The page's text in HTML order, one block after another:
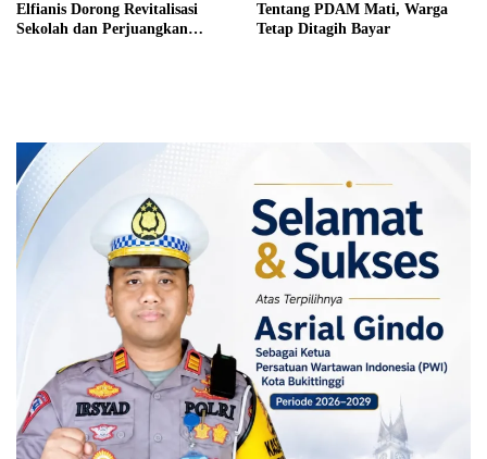
Elfianis Dorong Revitalisasi
Sekolah dan Perjuangkan
Tentang PDAM Mati, Warga
Tetap Ditagih Bayar